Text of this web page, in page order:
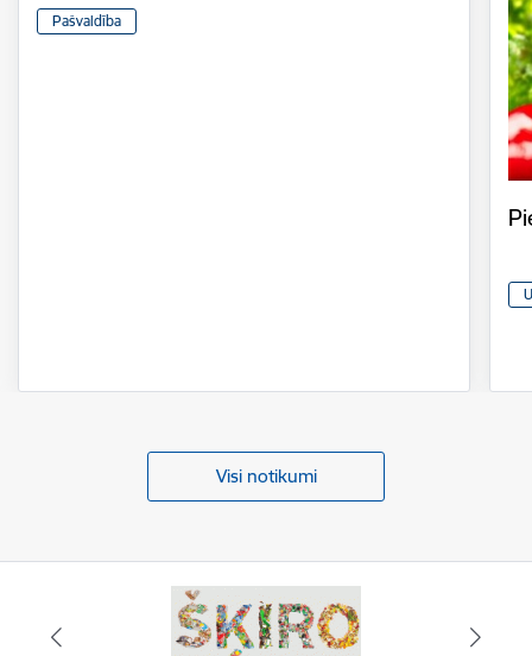
Pašvaldība
Visi notikumi